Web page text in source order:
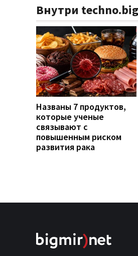
Внутри
Названы 7 продуктов,
которые ученые
связывают с
повышенным риском
развития рака